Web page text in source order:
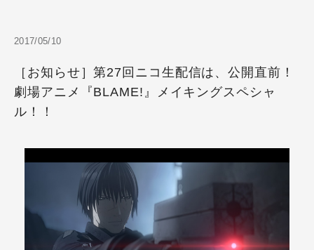
2017/05/10
［お知らせ］第27回ニコ生配信は、公開直前！
劇場アニメ『BLAME!』メイキングスペシャ
ル！！